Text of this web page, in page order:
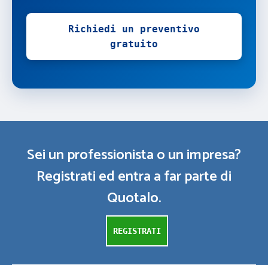
Richiedi un preventivo
gratuito
Sei un professionista o un impresa?
Registrati ed entra a far parte di
Quotalo.
REGISTRATI